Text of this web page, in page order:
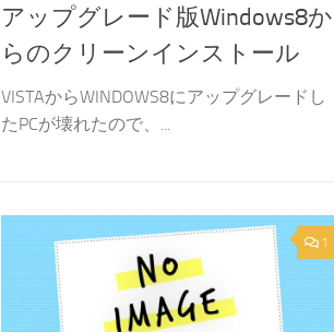
アップグレード版Windows8か
らのクリーンインストール
VISTAからWINDOWS8にアップグレードし
たPCが壊れたので、...
1